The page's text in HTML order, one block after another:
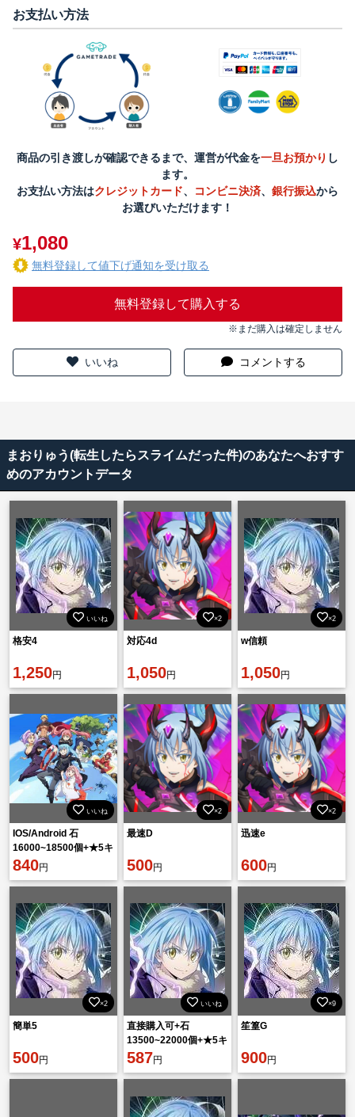
お支払い方法
商品の引き渡しが確認できるまで、運営が代金を一旦お預かり し
ます。
お支払い方法はクレジットカード、 コンビニ決済、 銀行振込から
お選びいただけます！
¥1,080
無料登録して値下げ通知を受け取る
無料登録して購入する
※まだ購入は確定しません
いいね コメントする
まおりゅう(転生したらスライムだった件)のあなたへおすす
めのアカウントデータ
いいね
格安4
1,250円
×2
対応4d
1,050円
×2
w信頼
1,050円
いいね
IOS/Android 石
16000~18500個+★5キ
ャラ49~75体 初期垢
840円
×2
最速D
500円
×2
迅速e
600円
×2
簡単5
500円
いいね
直接購入可+石
13500~22000個+★5キ
ャラ30~43体【重複含
587円
×9
笙篁G
900円